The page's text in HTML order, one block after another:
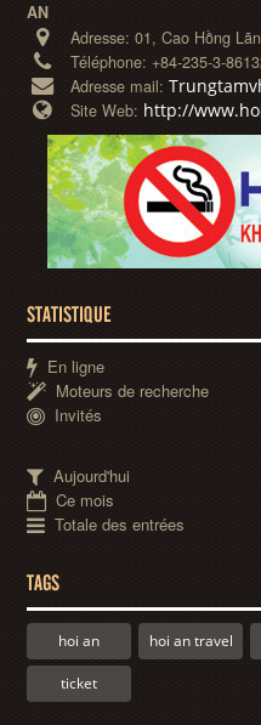
AN
Adresse:01, Cao Hồng
Téléphone:+84-235-3-
Adresse mail:
Site Web: http://
STATISTIQUE
En ligne
Moteurs de recherche
Invités
Aujourd'hui
Ce mois
Totale des entrées
TAGS
hoi an hoi an travel
ticket